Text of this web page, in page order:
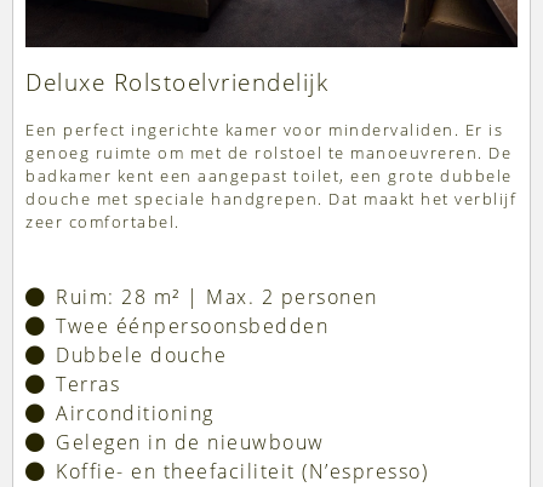
Deluxe Rolstoelvriendelijk
Een perfect ingerichte kamer voor mindervaliden. Er is
genoeg ruimte om met de rolstoel te manoeuvreren. De
badkamer kent een aangepast toilet, een grote dubbele
douche met speciale handgrepen. Dat maakt het verblijf
zeer comfortabel.
Ruim: 28 m² | Max. 2 personen
Twee éénpersoonsbedden
Dubbele douche
Terras
Airconditioning
Gelegen in de nieuwbouw
Koffie- en theefaciliteit (N’espresso)